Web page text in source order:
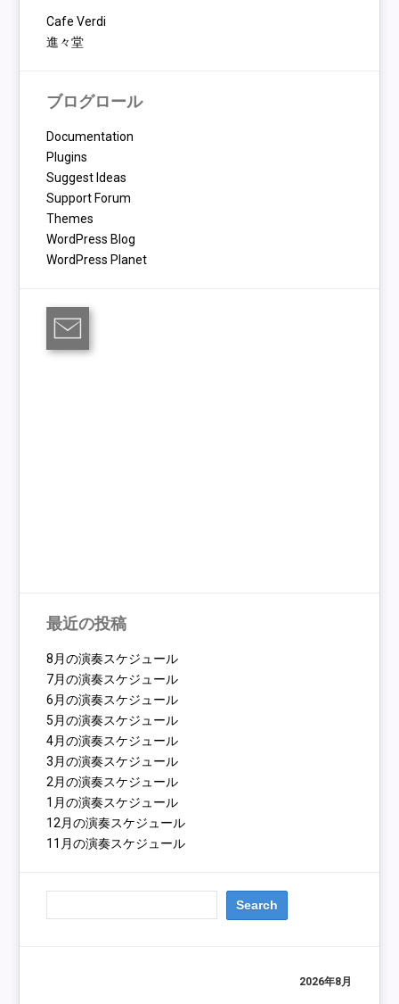
Cafe Verdi
進々堂
ブログロール
Documentation
Plugins
Suggest Ideas
Support Forum
Themes
WordPress Blog
WordPress Planet
最近の投稿
8月の演奏スケジュール
7月の演奏スケジュール
6月の演奏スケジュール
5月の演奏スケジュール
4月の演奏スケジュール
3月の演奏スケジュール
2月の演奏スケジュール
1月の演奏スケジュール
12月の演奏スケジュール
11月の演奏スケジュール
2026年8月